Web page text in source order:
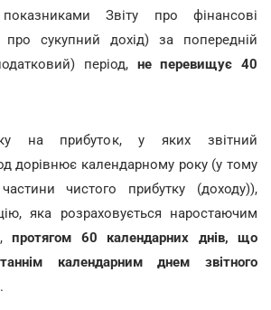
Звіту про фінансові
про сукупний дохід) за попередній
період, не перевищує 40
на прибуток, у яких звітний
дорівнює календарному року (у тому
чистого прибутку (доходу)),
яка розраховується наростаючим
протягом 60 календарних днів, що
календарним днем звітного
.